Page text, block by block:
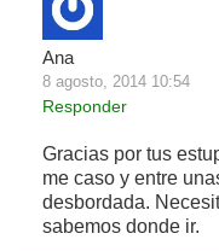
Ana
8 agosto, 2014 10:54
Responder
Gracias por tus
me caso y entre
desbordada.
sabemos donde ir.